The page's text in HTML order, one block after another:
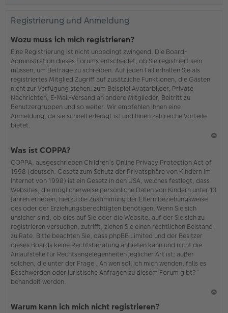
Registrierung und Anmeldung
Wozu muss ich mich registrieren?
Eine Registrierung ist nicht unbedingt zwingend. Die Board-
Administration dieses Forums entscheidet, ob Sie registriert sein
müssen, um Beiträge zu schreiben. Auf jeden Fall erhalten Sie als
registriertes Mitglied Zugriff auf zusätzliche Funktionen, die Gästen
nicht zur Verfügung stehen: zum Beispiel Avatarbilder, Private
Nachrichten, E-Mail-Versand an andere Mitglieder, Beitritt zu
Benutzergruppen und so weiter. Wir empfehlen Ihnen eine
Anmeldung, da sie schnell erledigt ist und Ihnen zahlreiche Vorteile
bietet.
h
en
Was ist COPPA?
COPPA, ausgeschrieben Children’s Online Privacy Protection Act of
1998 (deutsch: Gesetz zum Schutz der Privatsphäre von Kindern im
Internet von 1998) ist ein Gesetz in den USA, welches festlegt, dass
Websites, die möglicherweise persönliche Daten von Kindern unter 13
Jahren erheben, hierzu die Zustimmung der Eltern beziehungsweise
des oder der Erziehungsberechtigten benötigen. Wenn Sie sich
unsicher sind, ob dies auf Sie oder die Website, auf der Sie sich zu
registrieren versuchen, zutrifft, ziehen Sie einen rechtlichen Beistand
zu Rate. Bitte beachten Sie, dass phpBB Limited und der Besitzer
dieses Boards keine Rechtsberatung anbieten kann und nicht die
Anlaufstelle für Rechtsangelegenheiten jeglicher Art ist; außer
solchen, die unter der Frage „An wen soll ich mich wenden, falls es
Beschwerden oder juristische Anfragen zu diesem Forum gibt?“
behandelt werden.
Warum kann ich mich nicht registrieren?